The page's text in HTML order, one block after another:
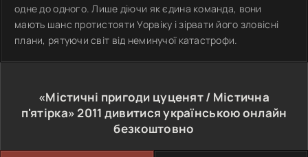
одне до одного. Лише діючи як єдина команда, вони
мають шанс протистояти Уорвіку і зірвати його зловісні
плани, рятуючи світ від неминучої катастрофи.
«Містичні пригоди цуценят / Містична
п'ятірка»2011 дивитися українською онлайн
безкоштовно